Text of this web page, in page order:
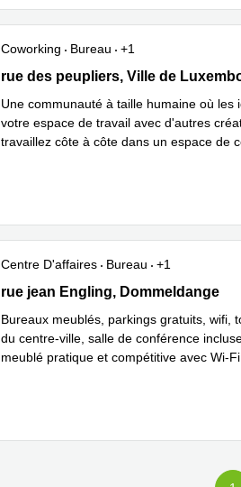
Coworking Bureau
+1
20 rue des peupliers, Ville de
rue des peupliers, Ville de
Une communauté à taille humaine où
votre espace de travail avec d'autres
travaillez côte à côte dans un espace de
Centre D'affaires Bureau
+1
2 rue jean Engling, Dommeldange
rue jean Engling, Dommeldange
Bureaux meublés, parkings gratuits, wifi,
du centre-ville, salle de conférence
meublé pratique et compétitive avec Wi-